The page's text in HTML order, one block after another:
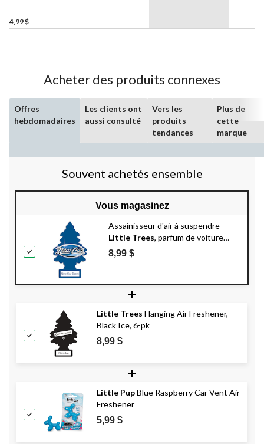
4,99 $
Acheter des produits connexes
Offres
hebdomadaires
Les clients ont
aussi consulté
Vers les
produits
tendances
Plus de
cette
marque
Souvent achetés ensemble
Vous magasinez
Assainisseur d'air à suspendre
Little Trees, parfum de voiture
neuve, paq. 6
8,99 $
+
Little Trees Hanging Air Freshener,
Black Ice, 6-pk
8,99 $
+
Little PupBlue Raspberry Car Vent Air
Freshener
5,99 $